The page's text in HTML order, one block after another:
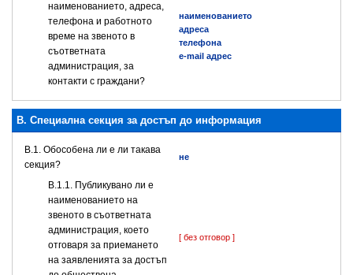
наименованието, адреса,
телефона и работното
време на звеното в
съответната
администрация, за
контакти с граждани?
наименованието
адреса
телефона
e-mail адрес
B. Специална секция за достъп до информация
В.1. Обособена ли е ли такава
секция?
не
В.1.1. Публикувано ли е
наименованието на
звеното в съответната
администрация, което
отговаря за приемането
на заявленията за достъп
[ без отговор ]